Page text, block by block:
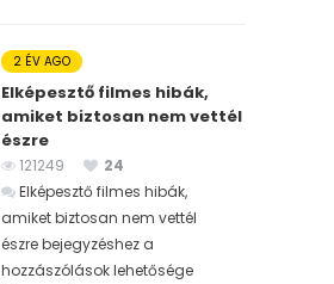
2 ÉV AGO
Elképesztő filmes hibák,
amiket biztosan nem vettél
észre
121249
24
Elképesztő filmes hibák,
amiket biztosan nem vettél
észre bejegyzéshez a
hozzászólások lehetősége